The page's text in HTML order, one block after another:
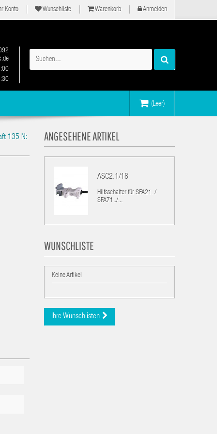
Konto Wunschliste Warenkorb Anmelden
(Leer)
135 N:
ANGESEHENE ARTIKEL
ASC2.1/18
Hilfsschalter für SFA21../
SFA71../...
WUNSCHLISTE
Keine Artikel
Ihre Wunschlisten